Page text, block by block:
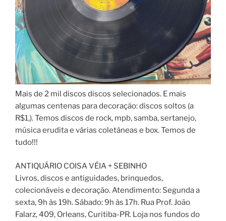
Mais de 2 mil discos discos selecionados. E mais
algumas centenas para decoração: discos soltos (a
R$1,). Temos discos de rock, mpb, samba, sertanejo,
música erudita e várias coletâneas e box. Temos de
tudo!!!
ANTIQUÁRIO COISA VÉIA + SEBINHO
Livros, discos e antiguidades, brinquedos,
colecionáveis e decoração. Atendimento: Segunda a
sexta, 9h às 19h. Sábado: 9h às 17h. Rua Prof. João
Falarz, 409, Orleans, Curitiba-PR. Loja nos fundos do